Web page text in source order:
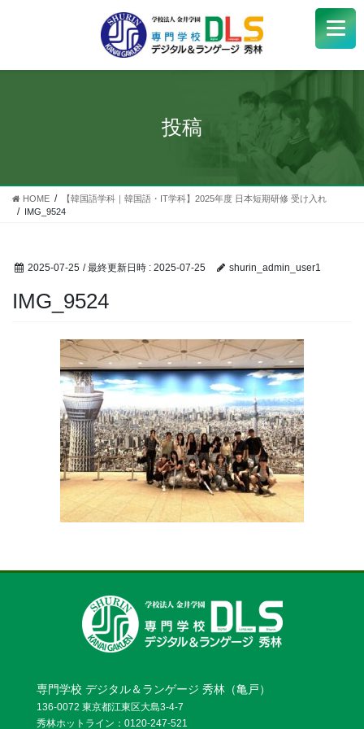
学校紹介+
受験生
学生サポート
Q&A +
お問い合わせ
資料請求
OPENキャンパス
投稿
HOME
【韓国語学科｜韓国語・IT学科】2025年度 日本短期研修 受け入れ
IMG_9524
2025-07-25 / 最終更新日時 : 2025-07-25 shurin_admin_user1
IMG_9524
専門学校 デジタル＆ランゲージ 秀林（亀戸）
136-0072 東京都江東区大島3-4-7
秀林ホットライン：0120-247-521